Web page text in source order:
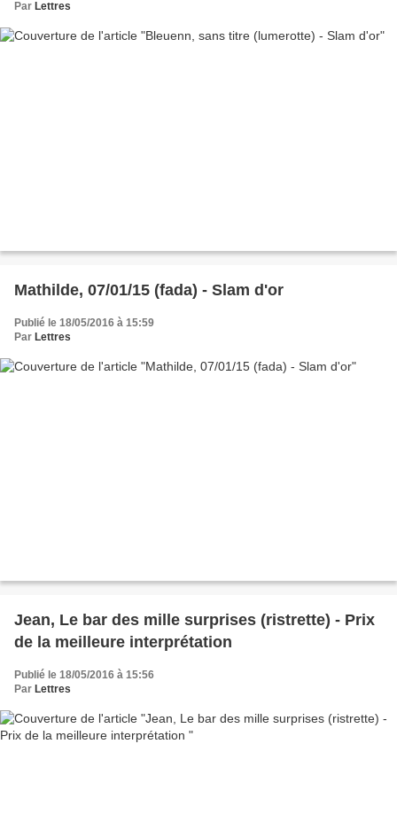
Par Lettres
Mathilde, 07/01/15 (fada) - Slam d'or
Publié le 18/05/2016 à 15:59
Par Lettres
Jean, Le bar des mille surprises (ristrette) - Prix
de la meilleure interprétation
Publié le 18/05/2016 à 15:56
Par Lettres